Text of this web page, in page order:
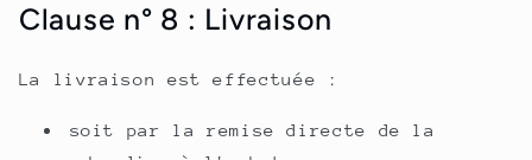
Clause n° 8 : Livraison
La livraison est effectuée :
soit par la remise directe de la